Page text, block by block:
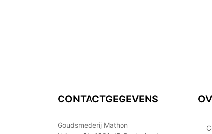
CONTACTGEGEVENS
Goudsmederij Mathon